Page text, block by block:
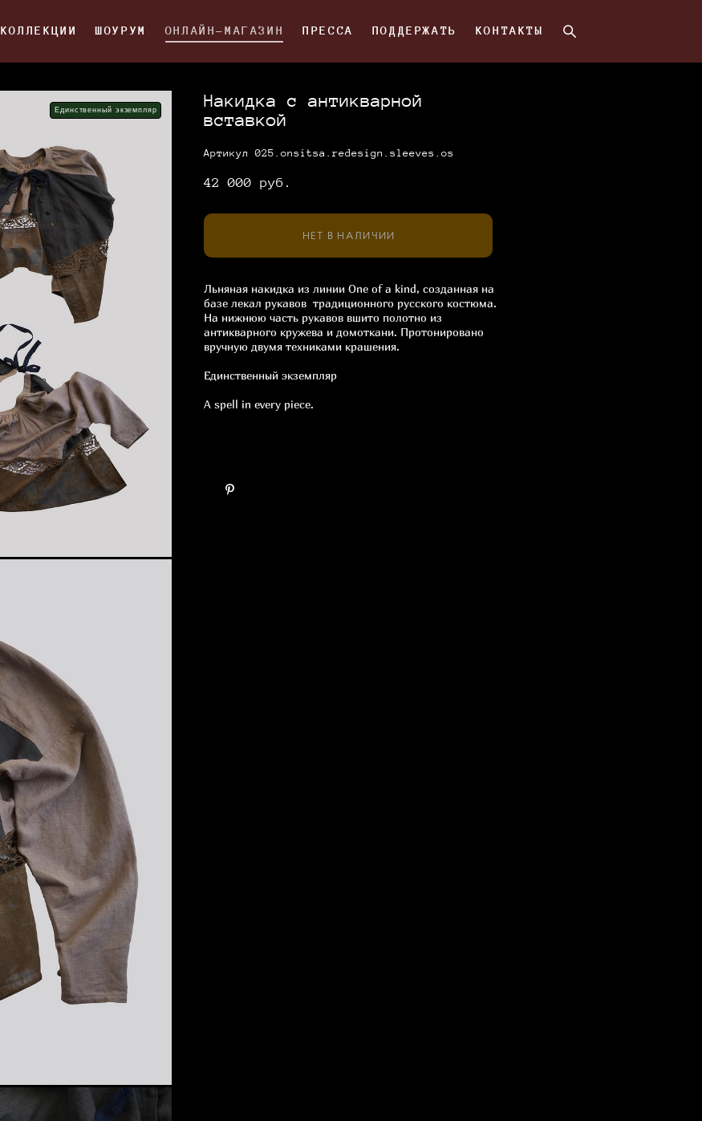
КОЛЛЕКЦИИ ШОУРУМ ОНЛАЙН-МАГАЗИН ПРЕССА ПОДДЕРЖАТЬ КОНТАКТЫ
КОЛЛЕКЦИИ ШОУРУМ ОНЛАЙН-МАГАЗИН ПРЕССА ПОДДЕРЖАТЬ КОНТАКТЫ
Единственный экземпляр
Накидка с антикварной
вставкой
Артикул 025.onsitsa.redesign.sleeves.os
42 000 pуб.
НЕТ В НАЛИЧИИ
Льняная накидка из линии One of a kind, созданная на
базе лекал рукавов традиционного русского костюма.
На нижнюю часть рукавов вшито полотно из
антикварного кружева и домоткани. Протонировано
вручную двумя техниками крашения.
Единственный экземпляр
A spell in every piece.